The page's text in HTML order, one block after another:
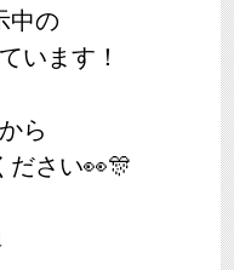
中の
います！
ら
ださい👀🎊